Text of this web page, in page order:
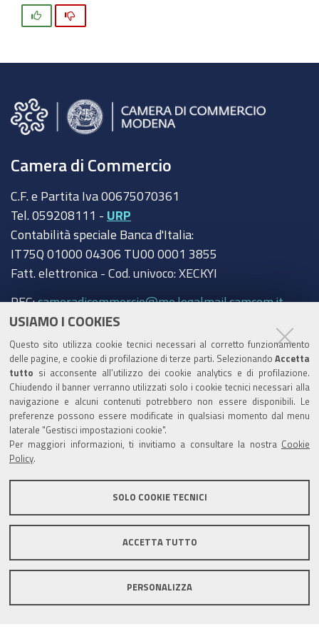
USIAMO I COOKIES
Questo sito utilizza cookie tecnici necessari al corretto funzionamento
delle pagine, e cookie di profilazione di terze parti. Selezionando Accetta
tutto si acconsente all’utilizzo dei cookie analytics e di profilazione.
Chiudendo il banner verranno utilizzati solo i cookie tecnici necessari alla
navigazione e alcuni contenuti potrebbero non essere disponibili. Le
preferenze possono essere modificate in qualsiasi momento dal menu
laterale "Gestisci impostazioni cookie".
Per maggiori informazioni, ti invitiamo a consultare la nostra Cookie
Policy
SOLO COOKIE TECNICI
ACCETTA TUTTO
PERSONALIZZA
Camera di Commercio
C.F. e Partita Iva 00675070361
Tel. 059208111 - URP
Contabilità speciale Banca d'Italia:
IT75Q 01000 04306 TU00 0001 3855
Fatt. elettronica - Cod. univoco: XECKYI
PEC:cameradicommercio@mo.legalmail.camcom.it
Trasparenza
Amministrazione trasparente
Albo Camerale
Pubblicità Legale
Area riservata Amministratori
Informativa generale
Informative privacy
Accessibilità
Note legali
Informativa estesa sui cookie
Social media policy